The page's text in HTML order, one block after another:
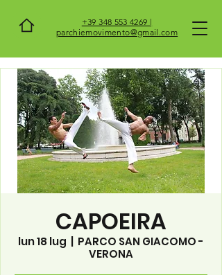
+39 348 553 4269 |
parchiemovimento@gmail.com
CAPOEIRA
lun 18 lug
PARCO SAN GIACOMO -
VERONA